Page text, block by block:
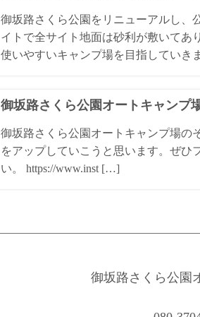
御坂路さくら公園をリニューアルし、
イトで全サイト地面は砂利が敷いてあ
使いやすいキャンプ場を目指していき
御坂路さくら公園オートキャンプ
御坂路さくら公園オートキャンプ場の
をアップしていこうと思います。ぜひ
い。 https://www.inst […]
御坂路さくら公園